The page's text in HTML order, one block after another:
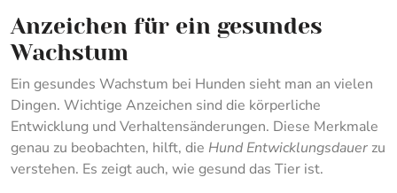
Anzeichen für ein gesundes
Wachstum
Ein gesundes Wachstum bei Hunden sieht man an vielen
Dingen. Wichtige Anzeichen sind die körperliche
Entwicklung und Verhaltensänderungen. Diese Merkmale
genau zu beobachten, hilft, die Hund Entwicklungsdauer zu
verstehen. Es zeigt auch, wie gesund das Tier ist.